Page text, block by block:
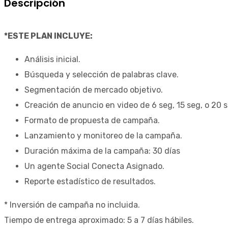
Descripción
*ESTE PLAN INCLUYE:
Análisis inicial.
Búsqueda y selección de palabras clave.
Segmentación de mercado objetivo.
Creación de anuncio en video de 6 seg, 15 seg, o 20
Formato de propuesta de campaña.
Lanzamiento y monitoreo de la campaña.
Duración máxima de la campaña: 30 días
Un agente Social Conecta Asignado.
Reporte estadístico de resultados.
* Inversión de campaña no incluida.
Tiempo de entrega aproximado: 5 a 7 días hábiles.